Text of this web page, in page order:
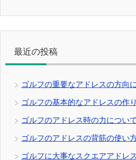
最近の投稿
ゴルフの重要なアドレスの方向
ゴルフの基本的なアドレスの作
ゴルフのアドレス時の力について
ゴルフのアドレスの背筋の使い
ゴルフに大事なスクエアアドレス